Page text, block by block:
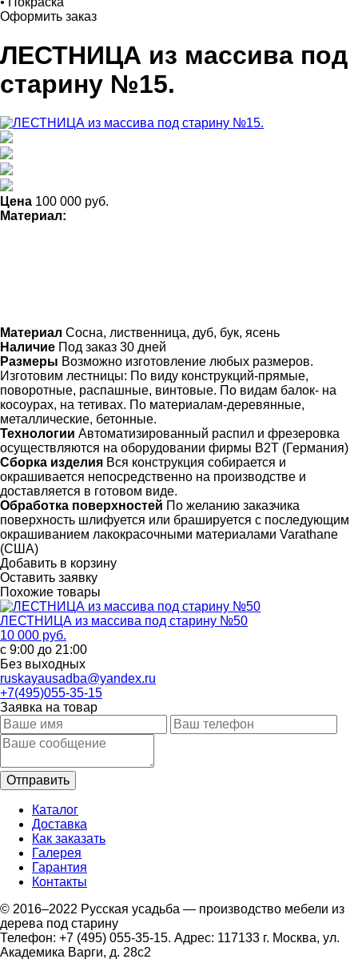
Оформить заказ
ЛЕСТНИЦА из массива под
старину №15.
Цена 100 000 руб.
Материал:
Материал Сосна, лиственница, дуб, бук, ясень
Наличие Под заказ 30 дней
Размеры Возможно изготовление любых размеров.
Изготовим лестницы: По виду конструкций-прямые,
поворотные, распашные, винтовые. По видам балок- на
косоурах, на тетивах. По материалам-деревянные,
металлические, бетонные.
Технологии Автоматизированный распил и фрезеровка
осуществляются на оборудовании фирмы B2T (Германия)
Сборка изделия Вся конструкция собирается и
окрашивается непосредственно на производстве и
доставляется в готовом виде.
Обработка поверхностей По желанию заказчика
поверхность шлифуется или брашируется с последующим
окрашиванием лакокрасочными материалами Varathane
(США)
Добавить в корзину
Оставить заявку
Похожие товары
ЛЕСТНИЦА из массива под старину №50
10 000 руб.
с 9:00 до 21:00
Без выходных
ruskayausadba@yandex.ru
+7(495)055-35-15
Заявка на товар
Каталог
Доставка
Как заказать
Галерея
Гарантия
Контакты
© 2016–2022 Русская усадьба — производство мебели из
дерева под старину
Телефон: +7 (495) 055-35-15. Адрес: 117133 г. Москва, ул.
Академика Варги, д. 28с2